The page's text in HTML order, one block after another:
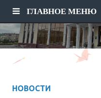
ГЛАВНОЕ МЕНЮ
НОВОСТИ